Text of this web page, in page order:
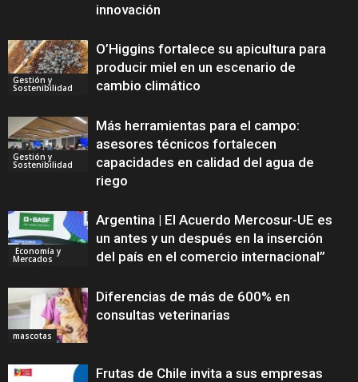
innovación
Gestión y
Sostenibilidad
O’Higgins fortalece su apicultura para
producir miel en un escenario de
cambio climático
Gestión y
Sostenibilidad
Más herramientas para el campo:
asesores técnicos fortalecen
capacidades en calidad del agua de
riego
Economía y
Mercados
Argentina | El Acuerdo Mercosur-UE es
un antes y un después en la inserción
del país en el comercio internacional”
mascotas
Diferencias de más de 600% en
consultas veterinarias
Frutas de Chile invita a sus empresas